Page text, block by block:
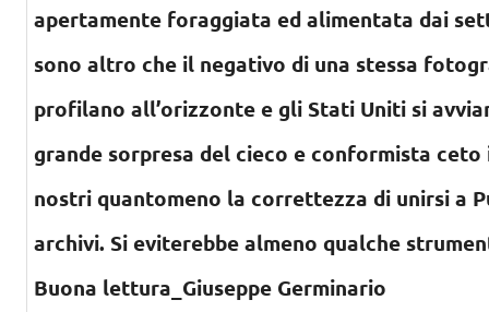
apertamente foraggiata ed alimentata dai
sono altro che il negativo di una stessa
profilano all’orizzonte e gli Stati Uniti si
grande sorpresa del cieco e conformista
nostri quantomeno la correttezza di unirsi a
archivi. Si eviterebbe almeno qualche
Buona lettura_Giuseppe Germinario